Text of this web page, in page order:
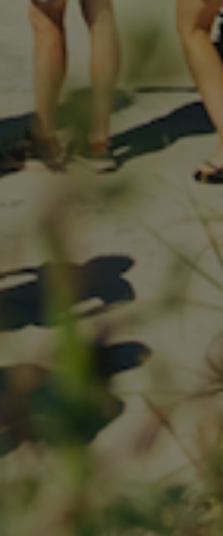
KUNDESERVICE
Vi står klar til at hjælpe.
Kontakt os og få svar indenfor
24 timer.
info@havsstore.dk
Tlf. +45 27 50 17 50
TILMELD NYHEDSBREV
Tilmeld dig
Hurtig levering
Fri fragt over 999,-
Gratis afhentning og returnering i Løkken